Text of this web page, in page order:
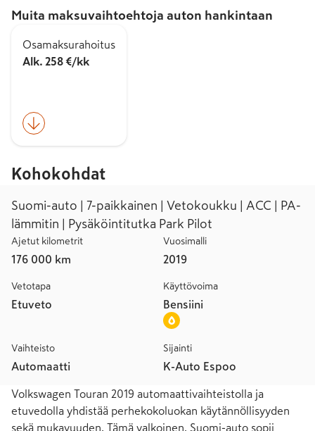
Muita maksuvaihtoehtoja auton hankintaan
Osamaksurahoitus
Alk. 258 €/kk
Kohokohdat
Suomi-auto | 7-paikkainen | Vetokoukku | ACC | PA-
lämmitin | Pysäköintitutka Park Pilot
Ajetut kilometrit
176 000 km
Vuosimalli
2019
Vetotapa
Etuveto
Käyttövoima
Bensiini
Vaihteisto
Automaatti
Sijainti
K-Auto Espoo
Volkswagen Touran 2019 automaattivaihteistolla ja
etuvedolla yhdistää perhekokoluokan käytännöllisyyden
sekä mukavuuden. Tämä valkoinen, Suomi-auto sopii